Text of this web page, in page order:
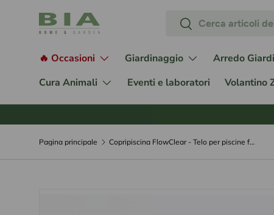
Passa ai contenuti Cerca
Cerca
🔥 Occasioni Giardinaggio Arredo
Cura Animali
Eventi e laboratori Volantino
Pagina principale Copripiscina FlowClear - Telo per piscine fuori terra Power Steel da 640 x 275 (cod. P05641)